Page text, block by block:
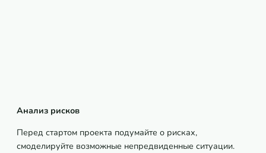
Анализ рисков
Перед стартом проекта подумайте о рисках,
смоделируйте возможные непредвиденные ситуации.